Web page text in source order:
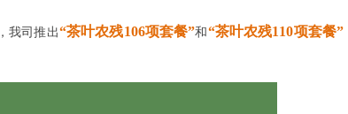
我司推出“茶叶农残106项套餐”和 “茶叶农残110项套餐”